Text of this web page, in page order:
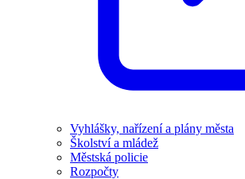
Vyhlášky, nařízení a plány města
Školství a mládež
Městská policie
Rozpočty